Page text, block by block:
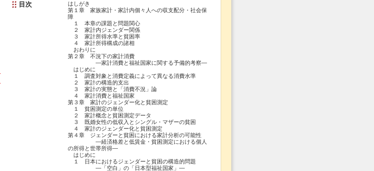
目次
はしがき
第１章 家族家計・家計内個々人への収支配分・社会保
障
１ 本章の課題と問題関心
２ 家計内ジェンダー関係
３ 家計所得水準と貧困率
４ 家計所得構成の諸相
おわりに
第２章 不況下の家計消費
―家計消費と福祉国家に関する予備的考察―
はじめに
１ 調査対象と消費定義によって異なる消費水準
２ 家計の構造的支出
３ 家計の実態と「消費不況」論
４ 家計消費と福祉国家
第３章 家計のジェンダー化と貧困測定
１ 貧困測定の単位
２ 家計概念と貧困測定データ
３ 既婚女性の低収入とシングル・マザーの貧困
４ 家計のジェンダー化と貧困測定
第４章 ジェンダーと貧困における家計分析の可能性
―経済格差と低賃金・貧困測定における個人
の所得と世帯所得―
はじめに
１ 日本におけるジェンダーと貧困の構造的問題
―「空白」の「日本型福祉国家」―